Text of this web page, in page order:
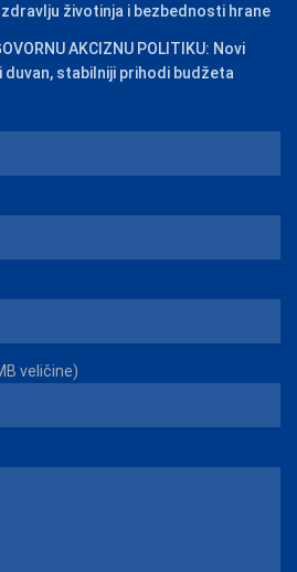
životinja i bezbednosti hrane
AKCIZNU POLITIKU: Novi
duvan, stabilniji prihodi budžeta
veličine)